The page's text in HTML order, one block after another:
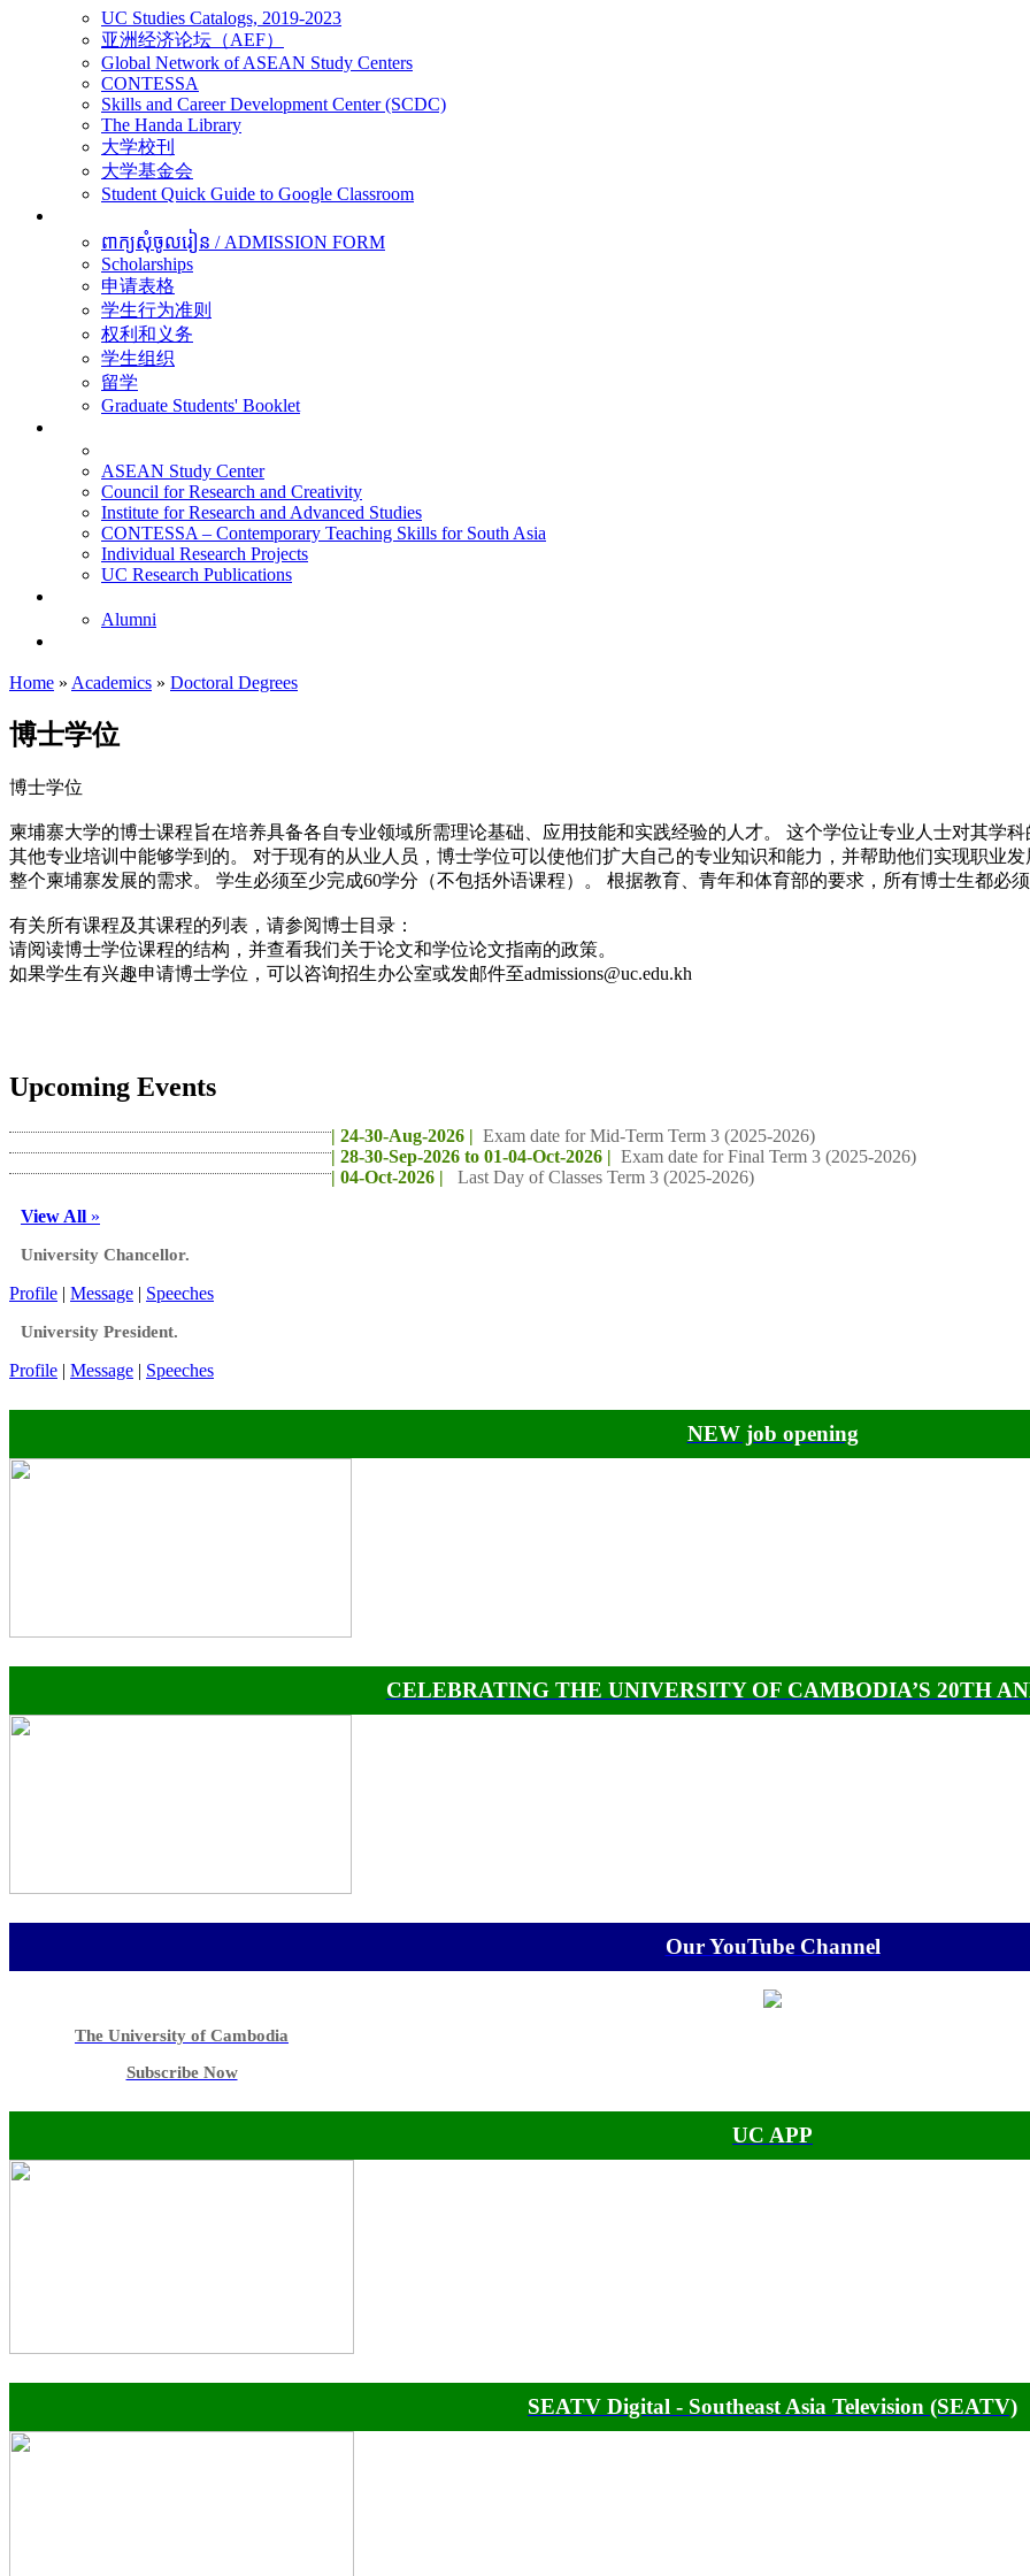
UC Studies Catalogs, 2019-2023
亚洲经济论坛（AEF）
Global Network of ASEAN Study Centers
CONTESSA
Skills and Career Development Center (SCDC)
The Handa Library
大学校刊
大学基金会
Student Quick Guide to Google Classroom
ពាក្យសុំចូលរៀន / ADMISSION FORM
Scholarships
申请表格
学生行为准则
权利和义务
学生组织
留学
Graduate Students' Booklet
ASEAN Study Center
Council for Research and Creativity
Institute for Research and Advanced Studies
CONTESSA – Contemporary Teaching Skills for South Asia
Individual Research Projects
UC Research Publications
Alumni
Home » Academics » Doctoral Degrees
博士学位
博士学位
柬埔寨大学的博士课程旨在培养具备各自专业领域所需理论基础、应用技能和实践经验的人才。 这个学位让专业人士对其学
其他专业培训中能够学到的。 对于现有的从业人员，博士学位可以使他们扩大自己的专业知识和能力，并帮助他们实现职业
整个柬埔寨发展的需求。 学生必须至少完成60学分（不包括外语课程）。 根据教育、青年和体育部的要求，所有博士生都必
有关所有课程及其课程的列表，请参阅博士目录：
请阅读博士学位课程的结构，并查看我们关于论文和学位论文指南的政策。
如果学生有兴趣申请博士学位，可以咨询招生办公室或发邮件至admissions@uc.edu.kh
Upcoming Events
| 24-30-Aug-2026 | Exam date for Mid-Term Term 3 (2025-2026)
| 28-30-Sep-2026 to 01-04-Oct-2026 | Exam date for Final Term 3 (2025-2026)
| 04-Oct-2026 |
Last Day of Classes Term 3 (2025-2026)
View All »
University Chancellor.
Profile | Message | Speeches
University President.
Profile | Message | Speeches
NEW job opening
CELEBRATING THE UNIVERSITY OF CAMBODIA’S 20TH
Our YouTube Channel
The University of Cambodia
Subscribe Now
UC APP
SEATV Digital - Southeast Asia Television (SEATV)